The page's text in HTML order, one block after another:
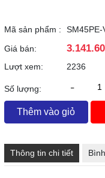
Mã sản phẩm :
SM45PE-
Giá bán:
Lượt xem: 2236
Số lượng: -
Thêm vào giỏ
Thông tin chi tiết